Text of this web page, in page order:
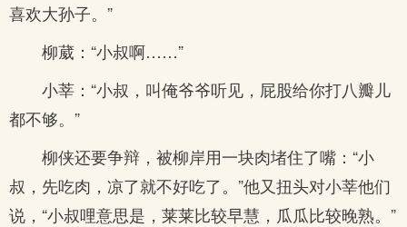
喜欢大孙子。”
柳葳：“小叔啊……”
小莘：“小叔，叫俺爷爷听见，屁股给你打八瓣儿
都不够。”
柳侠还要争辩，被柳岸用一块肉堵住了嘴：“小
叔，先吃肉，凉了就不好吃了。”他又扭头对小莘他们
说，“小叔哩意思是，莱莱比较早慧，瓜瓜比较晚熟。”